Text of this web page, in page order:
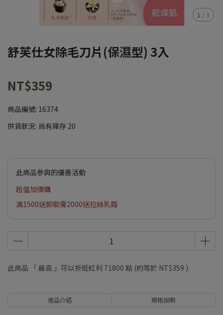
1 / 3
舒芙仕女除毛刀片(保濕型) 3入
NT$359
商品編號: 16374
供貨狀況: 尚有庫存 20
此商品參與的優惠活動
超值加價購
滿1500送卸妝膏2000送拉絲乳霜
此商品 「 最高 」可以折抵紅利 71800 點 (約等於 NT$359 )
商品介紹 規格說明